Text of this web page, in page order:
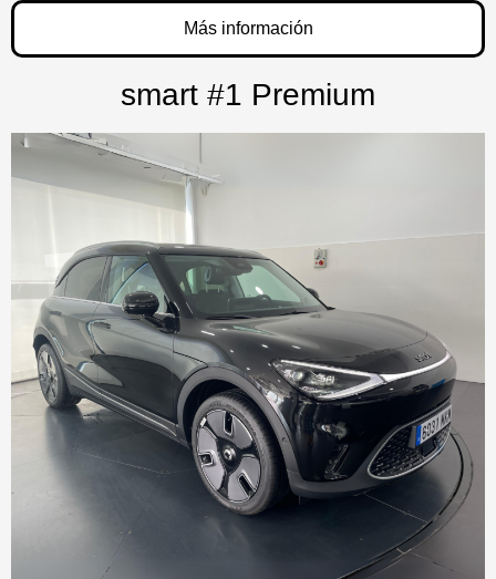
Más información
smart #1 Premium